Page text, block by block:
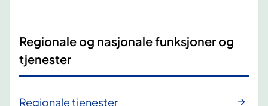
Regionale og nasjonale funksjoner og
tjenester
Regionale tjenester